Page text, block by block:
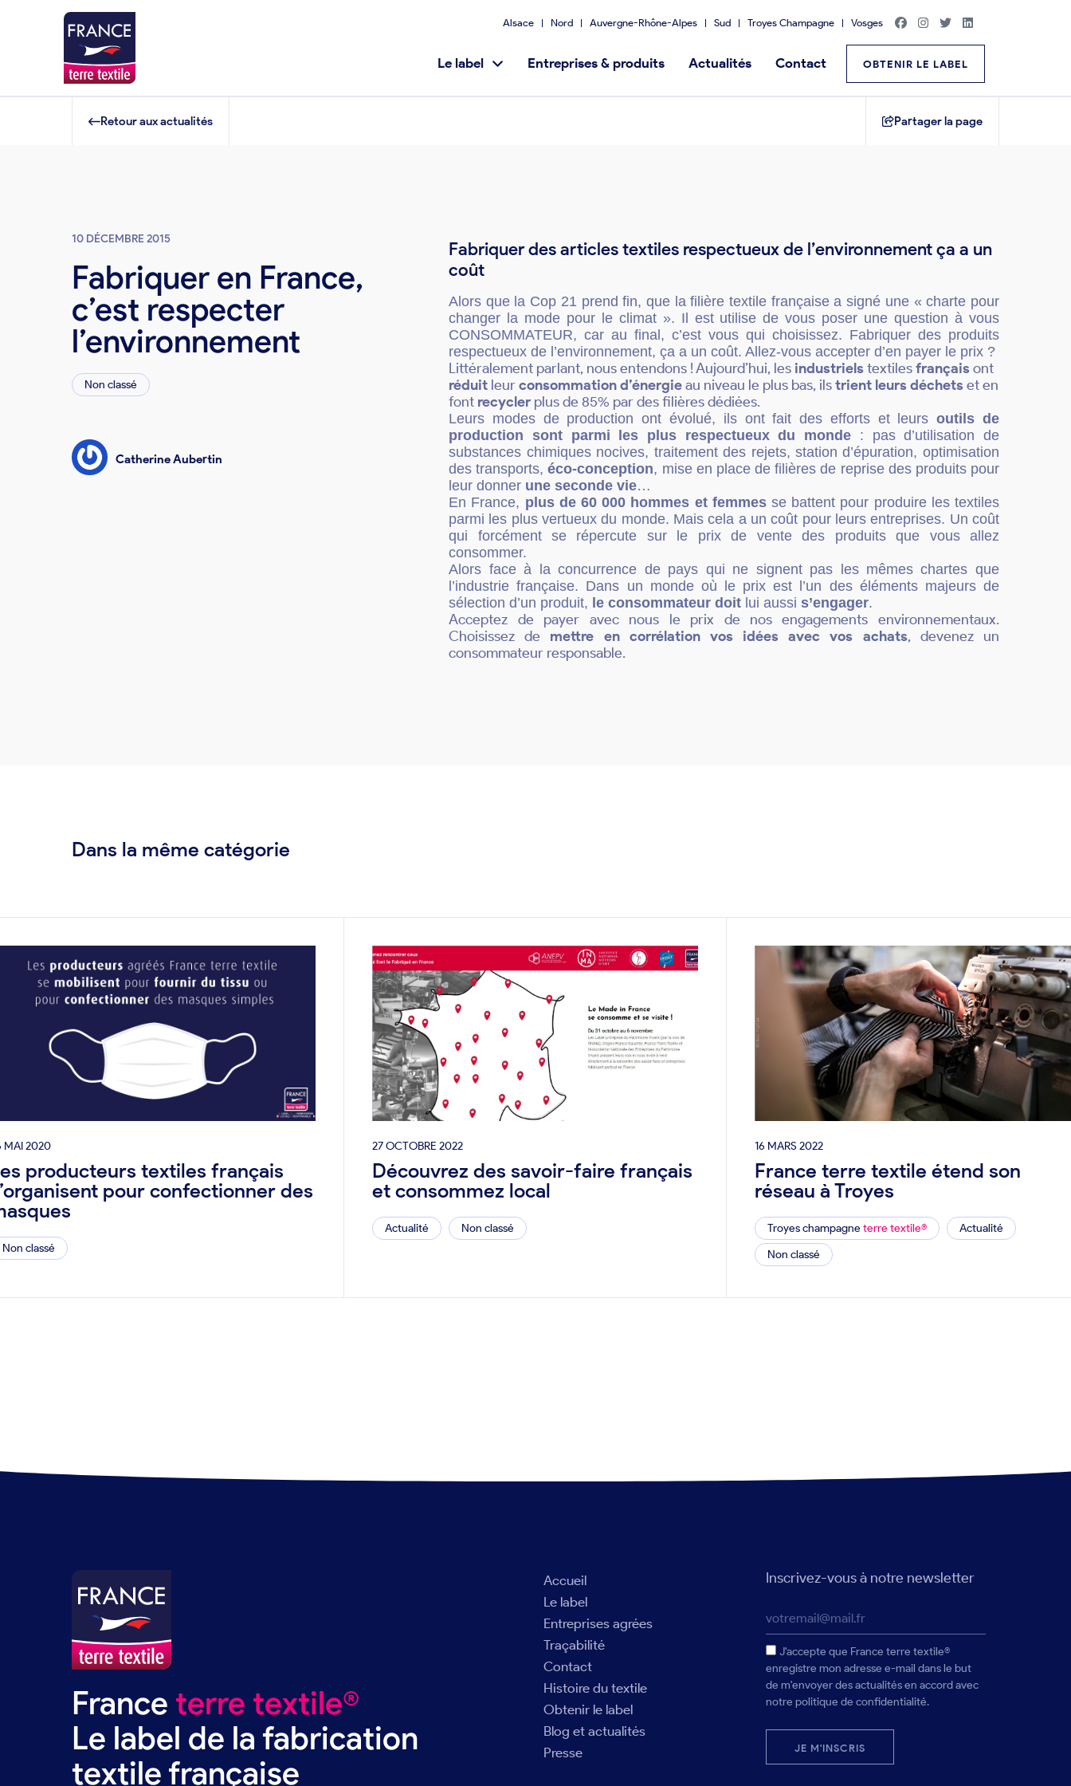
Alsace Nord Auvergne-Rhône-Alpes Sud Troyes Champagne Vosges
Le label Entreprises & produits Actualités Contact OBTENIR LE LABEL
Retour aux actualités Partager la page
10 DÉCEMBRE 2015
Fabriquer en France,
c’est respecter
l’environnement
Non classé
Catherine Aubertin
Fabriquer des articles textiles respectueux de l’environnement ça a un
coût
Alors que la Cop 21 prend fin, que la filière textile française a signé une « charte pour
changer la mode pour le climat ». Il est utilise de vous poser une question à vous
CONSOMMATEUR, car au final, c’est vous qui choisissez. Fabriquer des produits
respectueux de l’environnement, ça a un coût. Allez-vous accepter d’en payer le prix ?
Littéralement parlant, nous entendons ! Aujourd’hui, les industrielstextilesfrançaisont
réduit leurconsommation d’énergieau niveau le plus bas, ilstrient leurs déchetset en
font recycler plus de 85% par des filières dédiées.
Leurs modes de production ont évolué, ils ont fait des efforts et leursoutils de
production sont parmi les plus respectueux du monde : pas d’utilisation de
substances chimiques nocives, traitement des rejets, station d’épuration, optimisation
des transports,éco-conception, mise en place de filières de reprise des produits pour
leur donner une seconde vie…
En France, plus de 60 000 hommes et femmesse battent pour produire les textiles
parmi les plus vertueux du monde. Mais cela a un coût pour leurs entreprises. Un coût
qui forcément se répercute sur le prix de vente des produits que vous allez
consommer.
Alors face à la concurrence de pays qui ne signent pas les mêmes chartes que
l’industrie française. Dans un monde où le prix est l’un des éléments majeurs de
sélection d’un produit, le consommateur doit lui aussi s’engager.
Acceptez de payer avec nous le prix de nos engagements environnementaux.
Choisissez de mettre en corrélation vos idées avec vos achats, devenez un
consommateur responsable.
Dans la même catégorie
MAI 2020
producteurs textiles français
pour confectionner des
Non classé
27 OCTOBRE 2022
Découvrez des savoir-faire français
et consommez local
Actualité Non classé
16 MARS 2022
France terre textile étend son
réseau à Troyes
Troyes champagne terre textile®
Actualité
Non classé
France terre textile®
Le label de la fabrication
textile française
Accueil
Le label
Entreprises agrées
Traçabilité
Contact
Histoire du textile
Obtenir le label
Blog et actualités
Presse
Inscrivez-vous à notre newsletter
J'accepte que France terre textile®
enregistre mon adresse e-mail dans le but
de m'envoyer des actualités en accord avec
notre politique de confidentialité.
JE M'INSCRIS